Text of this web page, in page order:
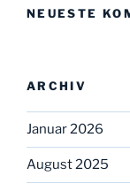
NEUESTE
ARCHIV
Januar 2026
August 2025